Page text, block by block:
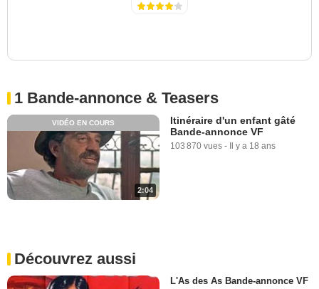
1 Bande-annonce & Teasers
2:04
VIDÉO EN COURS
Itinéraire d'un enfant gâté
Bande-annonce VF
103 870 vues - Il y a 18 ans
Découvrez aussi
L'As des As Bande-annonce VF